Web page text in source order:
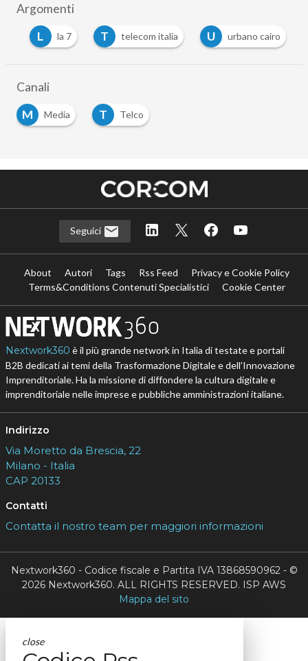
Argomenti
L la 7 T telecom italia U urbano cairo
Canali
M
Media T Telco
Seguici
About Autori Tags Rss Feed
Privacy e Cookie Policy
Terms&Conditions Contenuti Specialistici
Cookie Center
Nextwork360 è il più grande network in Italia di testate e portali
B2B dedicati ai temi della Trasformazione Digitale e dell’Innovazione
Imprenditoriale. Ha la missione di diffondere la cultura digitale e
imprenditoriale nelle imprese e pubbliche amministrazioni italiane.
Indirizzo
Via Moretto da Brescia, 22
Milano - Italia
CAP 20133
Contatti
Contatta il nostro team per maggiori informazioni
Nextwork360 - Codice fiscale e Partita IVA 13868590962 - ©
2026 Nextwork360. ALL RIGHTS RESERVED. ISP AWS
Mappa del sito
close